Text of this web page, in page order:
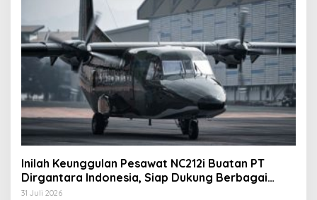
Inilah Keunggulan Pesawat NC212i Buatan PT
Dirgantara Indonesia, Siap Dukung Berbagai
Operasi TNI
31 Juli 2026